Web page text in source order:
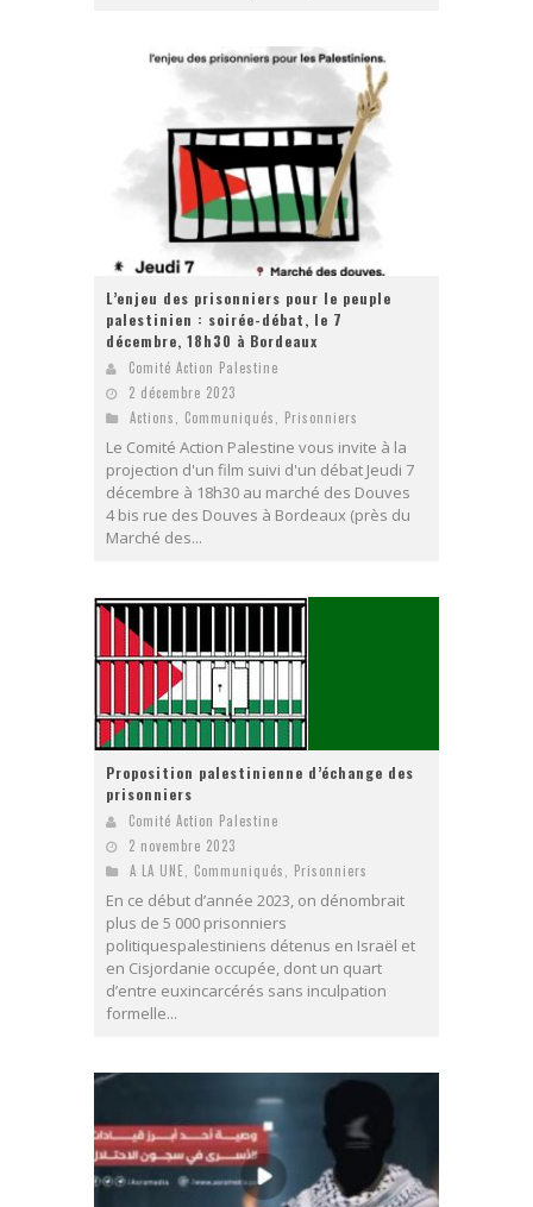
L’enjeu des prisonniers pour le peuple
palestinien : soirée-débat, le 7
décembre, 18h30 à Bordeaux
Comité Action Palestine
2 décembre 2023
Actions, Communiqués, Prisonniers
Le Comité Action Palestine vous invite à la
projection d'un film suivi d'un débat Jeudi 7
décembre à 18h30 au marché des Douves
4 bis rue des Douves à Bordeaux (près du
Marché des...
Proposition palestinienne d’échange des
prisonniers
Comité Action Palestine
2 novembre 2023
A LA UNE, Communiqués, Prisonniers
En ce début d’année 2023, on dénombrait
plus de 5 000 prisonniers
politiquespalestiniens détenus en Israël et
en Cisjordanie occupée, dont un quart
d’entre euxincarcérés sans inculpation
formelle...